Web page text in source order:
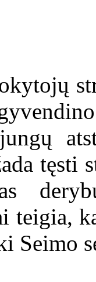
tęsti
teigia,
Seimo